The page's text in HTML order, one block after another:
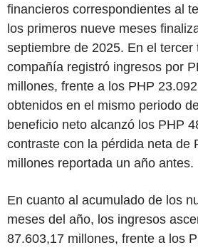
financieros correspondientes al
los primeros nueve meses
septiembre de 2025. En el tercer
compañía registró ingresos por
millones, frente a los PHP
obtenidos en el mismo periodo
beneficio neto alcanzó los PHP
contraste con la pérdida neta de
millones reportada un año antes.
En cuanto al acumulado de los
meses del año, los ingresos
87.603,17 millones, frente a los